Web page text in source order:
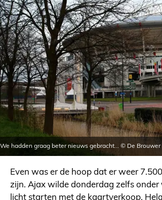
We hadden graag beter nieuws gebracht... © De Brouwer
Even was er de hoop dat er weer
zijn. Ajax wilde donderdag zelfs
licht starten met de kaartverkoop.